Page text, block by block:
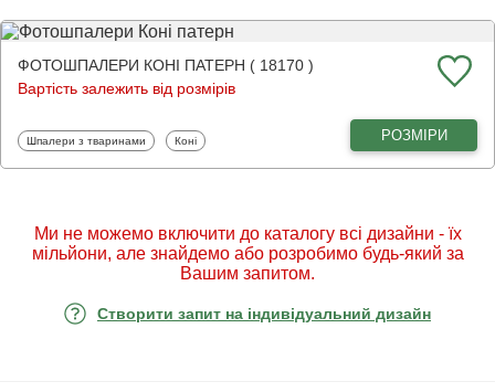
ФОТОШПАЛЕРИ КОНІ ПАТЕРН ( 18170 )
Вартість залежить від розмірів
Фотошпалери
Шпалери з тваринами Фотошпалери
Коні РОЗМІРИ
Ми не можемо включити до каталогу всі дизайни - їх
мільйони, але знайдемо або розробимо будь-який за
Вашим запитом.
Створити запит на індивідуальний дизайн